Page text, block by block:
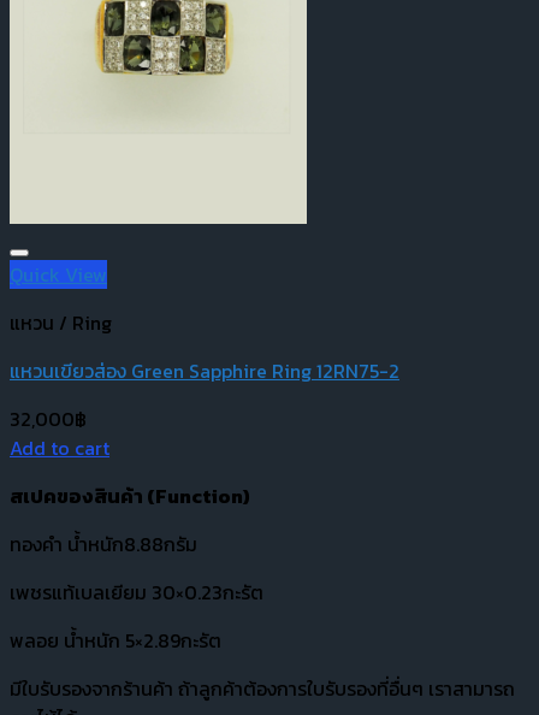
Quick View
แหวน / Ring
แหวนเขียวส่อง Green Sapphire Ring 12RN75-2
32,000฿
Add to cart
สเปคของสินค้า (Function)
ทองคำ น้ำหนัก8.88กรัม
เพชรแท้เบลเยียม 30×0.23กะรัต
พลอย น้ำหนัก 5×2.89กะรัต
มีใบรับรองจากร้านค้า ถ้าลูกค้าต้องการใบรับรองที่อื่นๆ เราสามารถ